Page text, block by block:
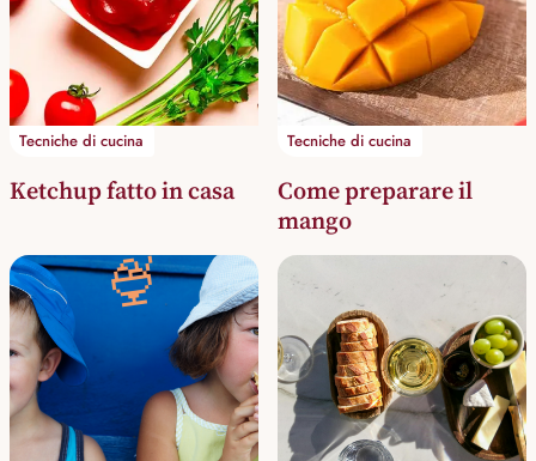
Tecniche di cucina
Ketchup fatto in casa
Tecniche di cucina
Come preparare il
mango
🍨